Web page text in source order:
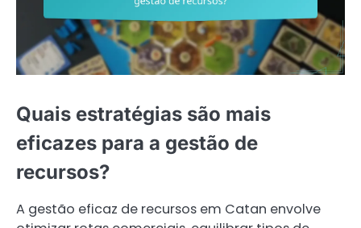
Quais estratégias são mais
eficazes para a gestão de
recursos?
A gestão eficaz de recursos em Catan envolve